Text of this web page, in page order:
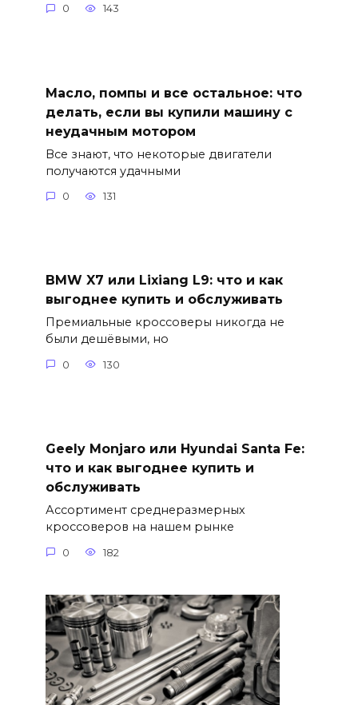
0 143
Масло, помпы и все остальное: что
делать, если вы купили машину с
неудачным мотором
Все знают, что некоторые двигатели
получаются удачными
0 131
BMW X7 или Lixiang L9: что и как
выгоднее купить и обслуживать
Премиальные кроссоверы никогда не
были дешёвыми, но
0 130
Geely Monjaro или Hyundai Santa Fe:
что и как выгоднее купить и
обслуживать
Ассортимент среднеразмерных
кроссоверов на нашем рынке
0 182